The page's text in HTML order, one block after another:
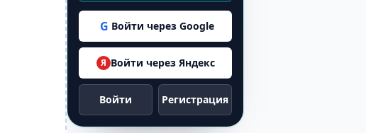
G Войти через Google
Я Войти через Яндекс
Войти Регистрация